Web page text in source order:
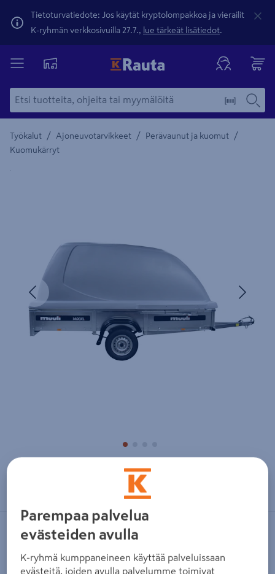
Tietoturvatiedote: Jos käytät kryptolompakkoa ja vierailit
K-ryhmän verkkosivuilla 27.7., lue tärkeät lisätiedot.
Työkalut / Ajoneuvotarvikkeet / Perävaunut ja kuomut /
Kuomukärryt
Yksityiskohtainen kuvaus löytyy Tuotteen kuvaus -
Edellinen
Zoomaa kuvaa sormilla kosketusnäytöllä
Peräkärry Muuli 1400XL kuomulla (ei
MUULI
Parempaa palvelua
evästeiden avulla
K-ryhmä kumppaneineen käyttää palveluissaan
evästeitä, joiden avulla palvelumme toimivat